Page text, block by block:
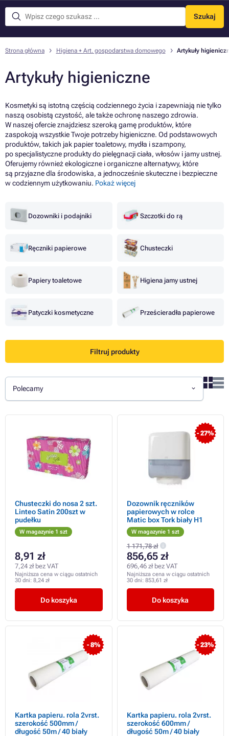
Szukaj
Menu
Strona główna Higiena + Art. gospodarstwa domowego Artykuły
Artykuły higieniczne
Kosmetyki są istotną częścią codziennego życia i zapewniają nie tylko
naszą osobistą czystość, ale także ochronę naszego zdrowia.
W naszej ofercie znajdziesz szeroką gamę produktów, które
zaspokoją wszystkie Twoje potrzeby higieniczne. Od podstawowych
produktów, takich jak papier toaletowy, mydła i szampony,
po specjalistyczne produkty do pielęgnacji ciała, włosów i jamy ustnej.
Oferujemy również ekologiczne i organiczne alternatywy, które
są przyjazne dla środowiska, a jednocześnie skuteczne i bezpieczne
w codziennym użytkowaniu. Pokaż więcej
Dozowniki i podajniki Szczotki do rą
Ręczniki papierowe Chusteczki
Papiery toaletowe Higiena jamy ustnej
Patyczki kosmetyczne Prześcieradła papierowe
Filtruj produkty
Polecamy
Chusteczki do nosa 2 szt.
Linteo Satin 200szt w
pudełku
W magazynie 1 szt
8,91 zł
7,24 zł bez VAT
Najniższa cena w ciągu ostatnich
30 dni: 8,24 zł
Do koszyka
- 27%
Dozownik ręczników
papierowych w rolce
Matic box Tork biały H1
W magazynie 1 szt
1 171,78 zł
856,65 zł
696,46 zł bez VAT
Najniższa cena w ciągu ostatnich
30 dni: 853,61 zł
Do koszyka
- 8%
Kartka papieru. rola 2vrst.
szerokość 500mm /
długość 50m / 40 biały
- 23%
Kartka papieru. rola 2vrst.
szerokość 600mm /
długość 50m / 40 biały